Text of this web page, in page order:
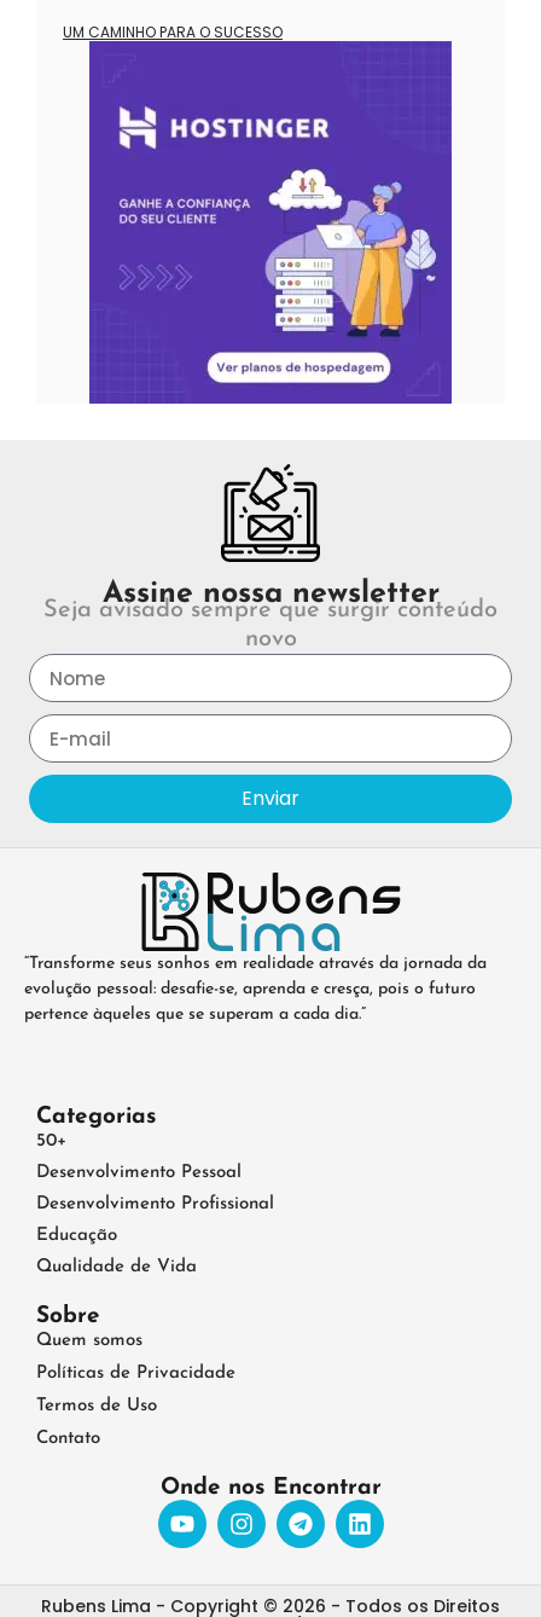
UM CAMINHO PARA O SUCESSO
Assine nossa newsletter
Seja avisado sempre que surgir conteúdo
novo
Enviar
“Transforme seus sonhos em realidade através da jornada da
evolução pessoal: desafie-se, aprenda e cresça, pois o futuro
pertence àqueles que se superam a cada dia.”
Categorias
50+
Desenvolvimento Pessoal
Desenvolvimento Profissional
Educação
Qualidade de Vida
Sobre
Quem somos
Políticas de Privacidade
Termos de Uso
Contato
Onde nos Encontrar
Rubens Lima - Copyright © 2026 - Todos os Direitos